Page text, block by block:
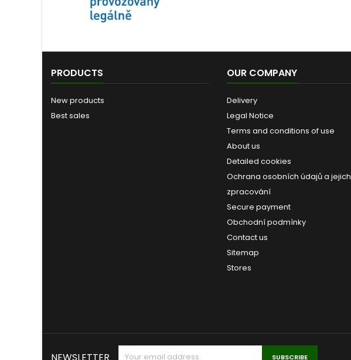
PRODUCTS
New products
Best sales
OUR COMPANY
Delivery
Legal Notice
Terms and conditions of use
About us
Detailed cookies
Ochrana osobních údajů a jejich
zpracování
Secure payment
Obchodní podmínky
Contact us
Sitemap
Stores